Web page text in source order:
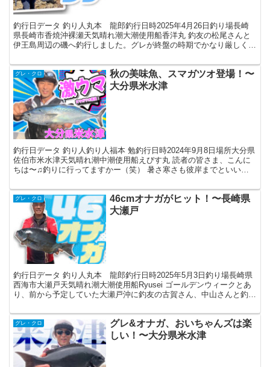
釣行日データ 釣り人丸本 龍郎釣行日時2025年4月26日釣り場長崎
県長崎市香焼沖裸瀬天気晴れ潮大潮使用船香洋丸 釣友の松尾さんと
伊王島周辺の磯へ釣行しました。グレが終盤の時期でかなり厳しくな
グレ・クロ
秋の美味魚、スマガツオ登場！〜
大分県米水津
釣行日データ 釣り人釣り人福本 勉釣行日時2024年9月8日場所大分県
佐伯市米水津天気晴れ潮中潮使用船えびす丸 読者の皆さま、こんに
ちは〜♫釣りに行ってますかー（笑） 暑さ寒さも彼岸までといいま
グレ・クロ
46cmオナガがヒット！〜長崎県
大瀬戸
釣行日データ 釣り人丸本 龍郎釣行日時2025年5月3日釣り場長崎県
西海市大瀬戸天気晴れ潮大潮使用船Ryusei ゴールデンウィークとあ
り、前から予定していた大瀬戸沖に釣友の古賀さん、中山さんと釣行
グレ・クロ
グレ&オナガ、おいちゃんズは楽
しい！〜大分県米水津